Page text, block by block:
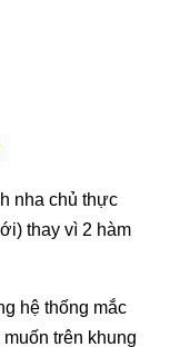
nha chủ thực
thay vì 2 hàm
hệ thống mắc
trên khung